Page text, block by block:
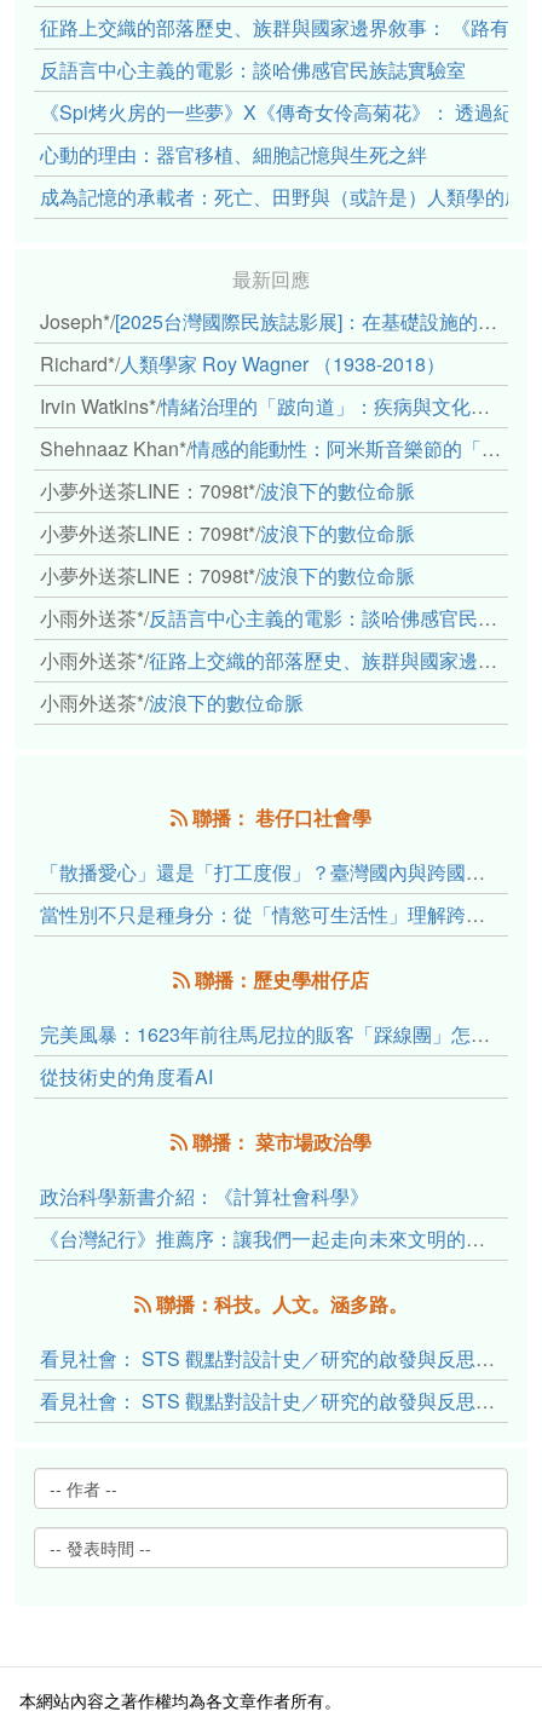
征路上交織的部落歷史、族群與國家邊界敘事： 《路有
反語言中心主義的電影：談哈佛感官民族誌實驗室
《Spi烤火房的一些夢》X《傳奇女伶高菊花》： 透過紀
心動的理由：器官移植、細胞記憶與生死之絆
成為記憶的承載者：死亡、田野與（或許是）人類學的成
最新回應
Joseph*/[2025台灣國際民族誌影展]：在基礎設施的邊緣，聆聽人的呼吸
Richard*/人類學家 Roy Wagner （1938-2018）
Irvin Watkins*/情緒治理的「跛向道」：疾病與文化象徵的轉變舉例
Shehnaaz Khan*/情感的能動性：阿米斯音樂節的「對話觀察」
小夢外送茶LINE：7098t*/波浪下的數位命脈
小夢外送茶LINE：7098t*/波浪下的數位命脈
小夢外送茶LINE：7098t*/波浪下的數位命脈
小雨外送茶*/反語言中心主義的電影：談哈佛感官民族誌實驗室
小雨外送茶*/征路上交織的部落歷史、族群與國家邊界敘事： 《路有多長》、《高砂的翅膀》、《檔案／李光輝》
小雨外送茶*/波浪下的數位命脈
聯播： 巷仔口社會學
「散播愛心」還是「打工度假」？臺灣國內與跨國捐卵的利他修辭、金錢動機與身體代價
當性別不只是種身分：從「情慾可生活性」理解跨性別者的身體、慾望與認同探索
聯播：歷史學柑仔店
完美風暴：1623年前往馬尼拉的販客「踩線團」怎麼會困死於澎湖?
從技術史的角度看AI
聯播： 菜市場政治學
政治科學新書介紹：《計算社會科學》
《台灣紀行》推薦序：讓我們一起走向未來文明的備忘錄
聯播：科技。人文。涵多路。
看見社會： STS 觀點對設計史／研究的啟發與反思（下）
看見社會： STS 觀點對設計史／研究的啟發與反思（上）
本網站內容之著作權均為各文章作者所有。